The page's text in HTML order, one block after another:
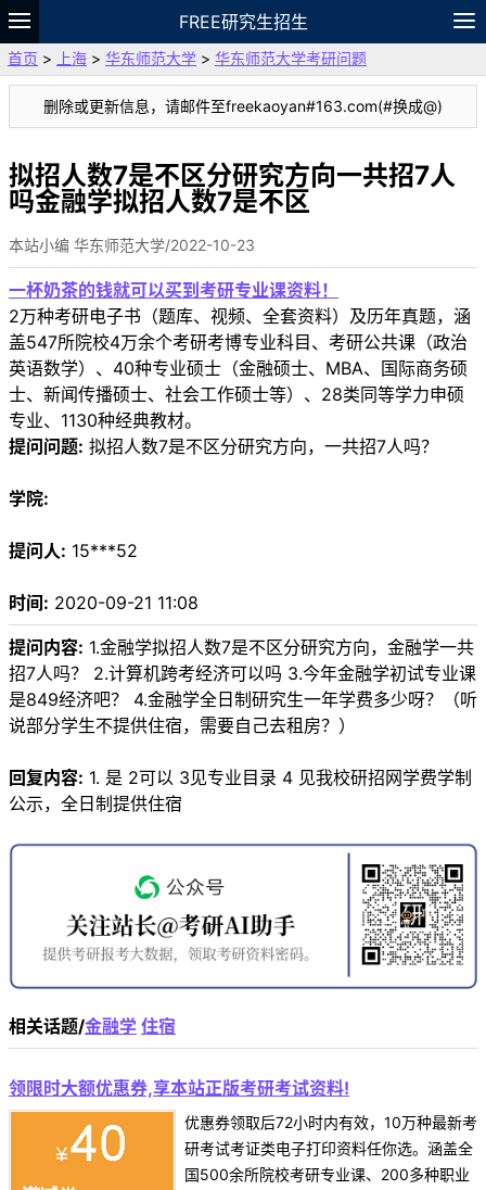
FREE研究生招生
题库
故事 专题 APP 笔记
论坛
VIP
资料
首页 > 上海 > 华东师范大学 > 华东师范大学考研问题
删除或更新信息，请邮件至freekaoyan#163.com(#换成@)
拟招人数7是不区分研究方向一共招7人
吗金融学拟招人数7是不区
本站小编 华东师范大学/2022-10-23
一杯奶茶的钱就可以买到考研专业课资料！
2万种考研电子书（题库、视频、全套资料）及历年真题，涵
盖547所院校4万余个考研考博专业科目、考研公共课（政治
英语数学）、40种专业硕士（金融硕士、MBA、国际商务硕
士、新闻传播硕士、社会工作硕士等）、28类同等学力申硕
专业、1130种经典教材。
提问问题: 拟招人数7是不区分研究方向，一共招7人吗？
学院:
提问人: 15***52
时间: 2020-09-21 11:08
提问内容: 1.金融学拟招人数7是不区分研究方向，金融学一共
招7人吗？ 2.计算机跨考经济可以吗 3.今年金融学初试专业课
是849经济吧？ 4.金融学全日制研究生一年学费多少呀？（听
说部分学生不提供住宿，需要自己去租房？）
回复内容: 1. 是 2可以 3见专业目录 4 见我校研招网学费学制
公示，全日制提供住宿
相关话题/金融学 住宿
领限时大额优惠券,享本站正版考研考试资料!
优惠券领取后72小时内有效，10万种最新考
研考试考证类电子打印资料任你选。涵盖全
国500余所院校考研专业课、200多种职业